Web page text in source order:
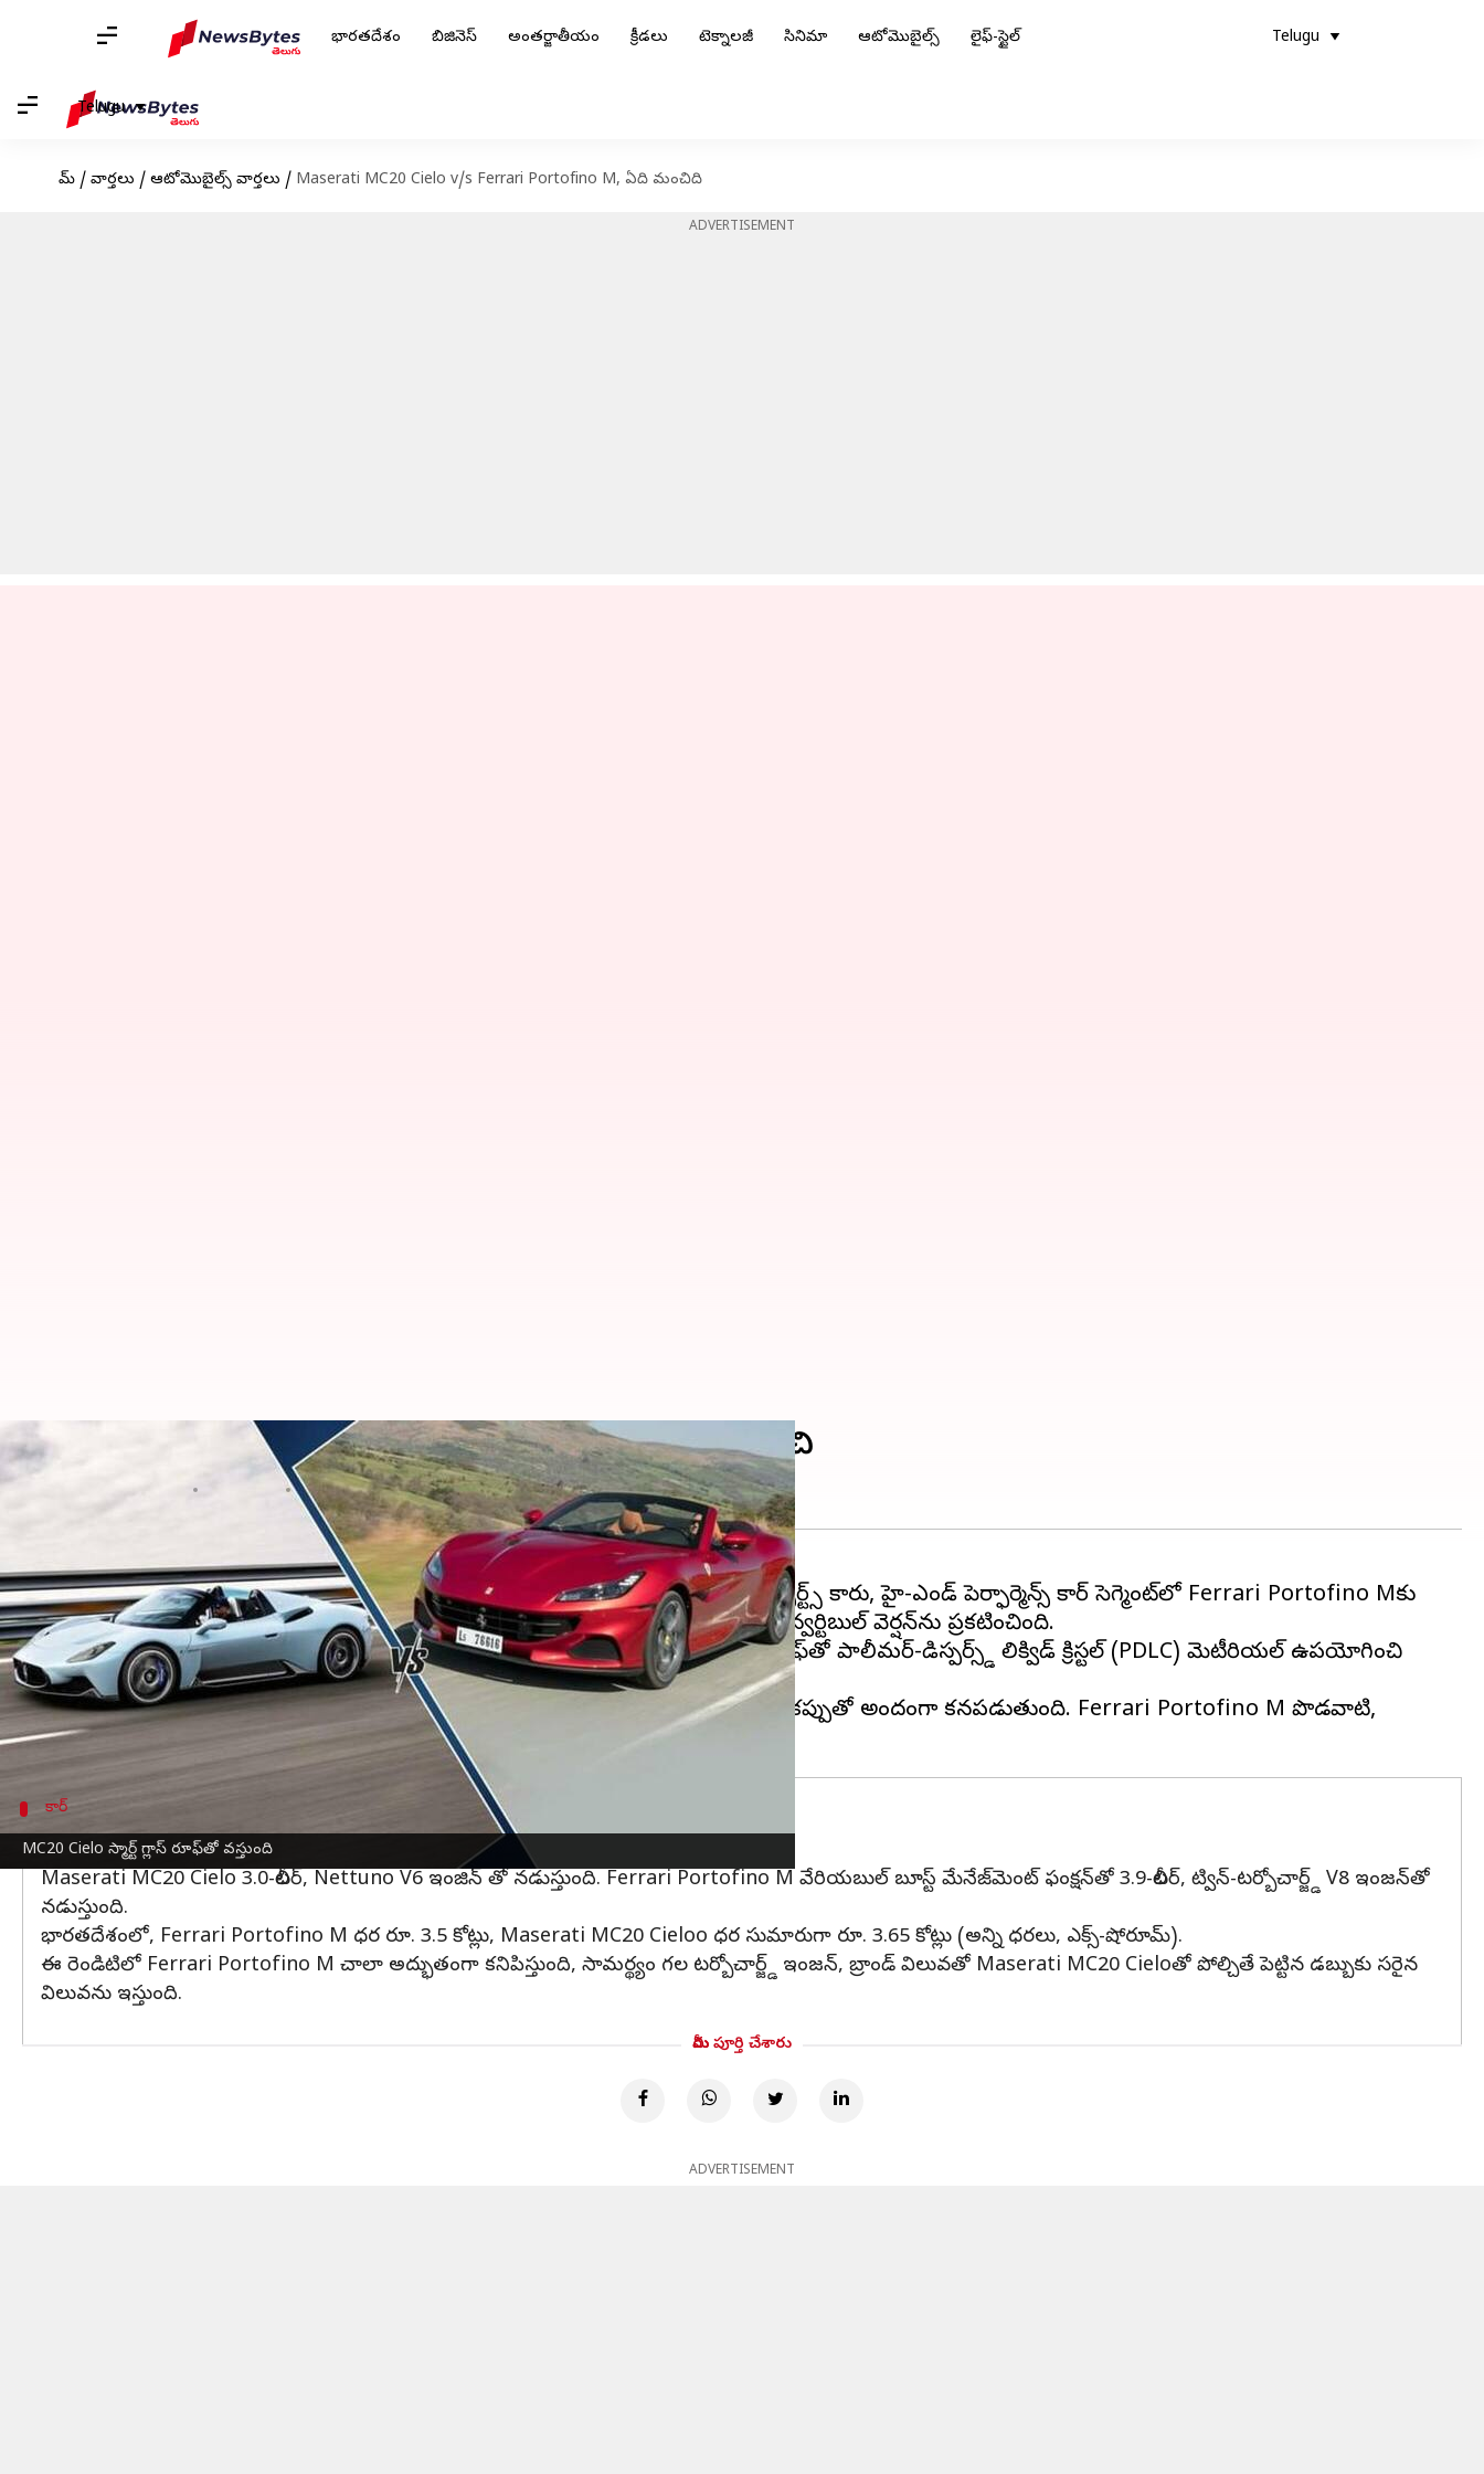
భారతదేశం బిజినెస్ అంతర్జాతీయం క్రీడలు టెక్నాలజీ సినిమా ఆటోమొబైల్స్ లైఫ్-స్టైల్ Telugu
Telugu
హోమ్ / వార్తలు / ఆటోమొబైల్స్ వార్తలు / Maserati MC20 Cielo v/s Ferrari Portofino M, ఏది మంచిది
ADVERTISEMENT
MC20 Cielo స్మార్ట్ గ్లాస్ రూఫ్‌తో వస్తుంది
Maserati MC20 Cielo v/s Ferrari Portofino M, ఏది మంచిది
11:52 am
Maserati భారతదేశంలో సరికొత్త MC20 Cielo కోసం బుకింగ్ ప్రారంభించింది. ఓపెన్-టాప్ స్పోర్ట్స్ కారు, హై-ఎండ్ పెర్ఫార్మెన్స్ కార్ సెగ్మెంట్‌లో Ferrari Portofino Mకు
పోటీగా ఉంటుంది.లగ్జరీ, స్పోర్ట్స్ కార్ల తయారీ సంస్థ Maserati గత ఏడాది మేలో MC20 కన్వర్టిబుల్ వెర్షన్‌ను ప్రకటించింది.
MC20 Cielo చూడటానికి అద్భుతంగా కనిపిస్తుంది, ప్రత్యేకించి ముడుచుకునే స్మార్ట్ గ్లాస్ రూఫ్‌తో పాలీమర్-డిస్పర్స్డ్ లిక్విడ్ క్రిస్టల్ (PDLC) మెటీరియల్ ఉపయోగించి
రూపొందించారు.
Maserati MC20 Cielo డిజైన్ చేసిన హుడ్, లోగోతో ఉన్న బ్లాక్ గ్రిల్, ముడుచుకునే గ్లాస్ పైకప్పుతో అందంగా కనపడుతుంది. Ferrari Portofino M పొడవాటి,
కార్
ఈ రెండిటిలో Ferrari Portofino M చాలా అద్భుతంగా కనిపిస్తుంది
Maserati MC20 Cielo 3.0-లీటర్, Nettuno V6 ఇంజిన్ తో నడుస్తుంది. Ferrari Portofino M వేరియబుల్ బూస్ట్ మేనేజ్‌మెంట్ ఫంక్షన్‌తో 3.9-లీటర్, ట్విన్-టర్బోచార్జ్డ్ V8 ఇంజన్‌తో
నడుస్తుంది.
భారతదేశంలో, Ferrari Portofino M ధర రూ. 3.5 కోట్లు, Maserati MC20 Cieloo ధర సుమారుగా రూ. 3.65 కోట్లు (అన్ని ధరలు, ఎక్స్-షోరూమ్).
ఈ రెండిటిలో Ferrari Portofino M చాలా అద్భుతంగా కనిపిస్తుంది, సామర్థ్యం గల టర్బోచార్జ్డ్ ఇంజన్, బ్రాండ్ విలువతో Maserati MC20 Cieloతో పోల్చితే పెట్టిన డబ్బుకు సరైన
విలువను ఇస్తుంది.
మీరు పూర్తి చేశారు
ADVERTISEMENT